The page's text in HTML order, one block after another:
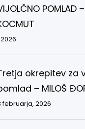
POMLAD
okrepitev za
– MILOŠ
februarja, 2026